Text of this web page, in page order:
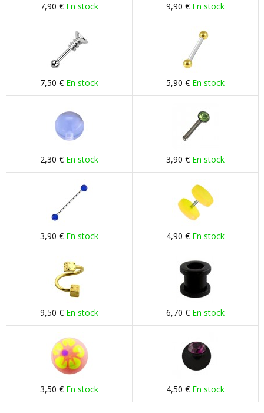
7,90 € En stock 9,90 € En stock
7,50 € En stock 5,90 € En stock
2,30 € En stock 3,90 € En stock
3,90 € En stock 4,90 € En stock
9,50 € En stock 6,70 € En stock
3,50 € En stock 4,50 € En stock